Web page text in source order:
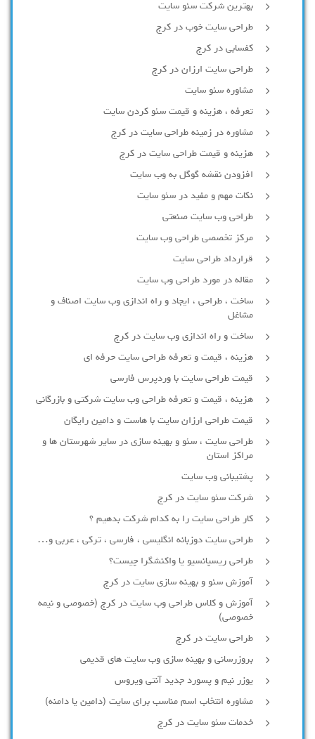
بهترین شرکت سئو سایت
طراحی سایت خوب در کرج
کفسابی در کرج
طراحی سایت ارزان در کرج
مشاوره سئو سایت
تعرفه ، هزینه و قیمت سئو کردن سایت
مشاوره در زمینه طراحی سایت در کرج
هزینه و قیمت طراحی سایت در کرج
افزودن نقشه گوگل به وب سایت
نکات مهم و مفید در سئو سایت
طراحی وب سایت صنعتی
مرکز تخصصی طراحی وب سایت
قرارداد طراحی سایت
مقاله در مورد طراحی وب سایت
ساخت ، طراحی ، ایجاد و راه اندازی وب سایت اصناف و
مشاغل
ساخت و راه اندازی وب سایت در کرج
هزینه ، قیمت و تعرفه طراحی سایت حرفه ای
قیمت طراحی سایت با وردپرس فارسی
هزینه ، قیمت و تعرفه طراحی وب سایت شرکتی و بازرگانی
قیمت طراحی ارزان سایت با هاست و دامین رایگان
طراحی سایت ، سئو و بهینه سازی در سایر شهرستان ها و
مراکز استان
پشتیبانی وب سایت
شرکت سئو سایت در کرج
کار طراحی سایت را به کدام شرکت بدهیم ؟
طراحی سایت دوزبانه انگلیسی ، فارسی ، ترکی ، عربی و…
طراحی ریسپانسیو یا واکنشگرا چیست؟
آموزش سئو و بهینه سازی سایت در کرج
آموزش و کلاس طراحی وب سایت در کرج (خصوصی و نیمه
خصوصی)
طراحی سایت در کرج
بروزرسانی و بهینه سازی وب سایت های قدیمی
یوزر نیم و پسورد جدید آنتی ویروس
مشاوره انتخاب اسم مناسب برای سایت (دامین یا دامنه)
خدمات سئو سایت در کرج